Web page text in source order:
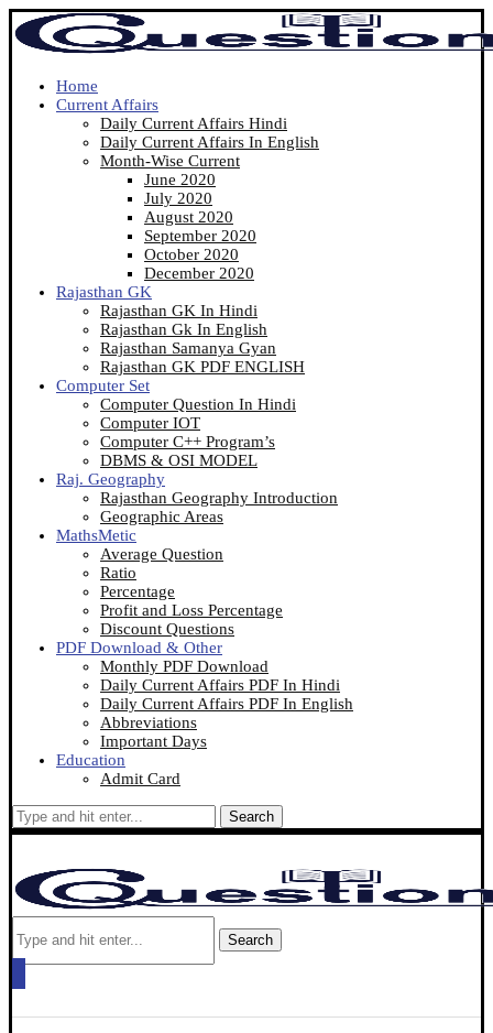
Home
Current Affairs
Daily Current Affairs Hindi
Daily Current Affairs In English
Month-Wise Current
June 2020
July 2020
August 2020
September 2020
October 2020
December 2020
Rajasthan GK
Rajasthan GK In Hindi
Rajasthan Gk In English
Rajasthan Samanya Gyan
Rajasthan GK PDF ENGLISH
Computer Set
Computer Question In Hindi
Computer IOT
Computer C++ Program’s
DBMS & OSI MODEL
Raj. Geography
Rajasthan Geography Introduction
Geographic Areas
MathsMetic
Average Question
Ratio
Percentage
Profit and Loss Percentage
Discount Questions
PDF Download & Other
Monthly PDF Download
Daily Current Affairs PDF In Hindi
Daily Current Affairs PDF In English
Abbreviations
Important Days
Education
Admit Card
Search
Search